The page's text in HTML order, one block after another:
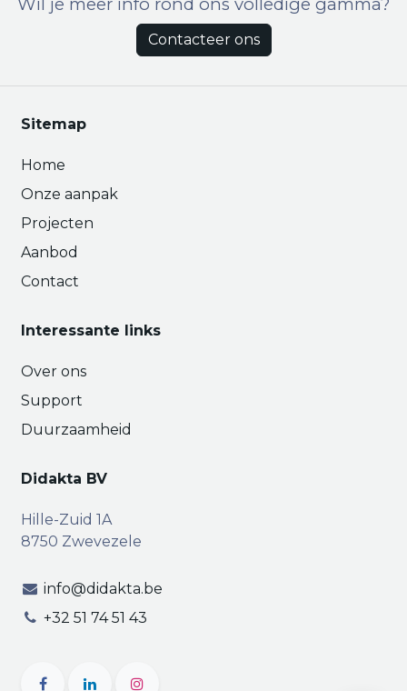
Wil je meer info rond ons volledige gamma?
Contacteer ons
Sitemap
Home
Onze aanpak
Projecten
Aanbod
Contact
Interessante links
Over ons
Support
Duurzaamheid
Didakta BV
Hille-Zuid 1A
8750 Zwevezele
info@didakta.be
+32 51 74 51 43